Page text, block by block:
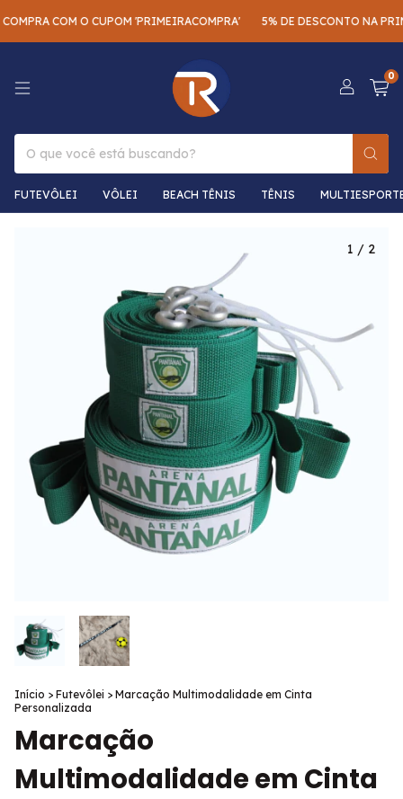
COM O CUPOM 'PRIMEIRACOMPRA' 5% DE DESCONTO NA
0
FUTEVÔLEI VÔLEI BEACH TÊNIS TÊNIS
1 / 2
Início > Futevôlei > Marcação Multimodalidade em Cinta
Personalizada
Marcação
Multimodalidade em Cinta